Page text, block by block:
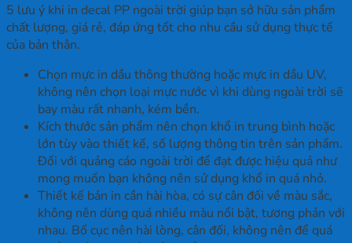
5 lưu ý khi in decal PP ngoài trời giúp bạn sở hữu sản phẩm
chất lượng, giá rẻ, đáp ứng tốt cho nhu cầu sử dụng thực tế
của bản thân.
Chọn mực in dầu thông thường hoặc mực in dầu UV,
không nên chọn loại mực nước vì khi dùng ngoài trời sẽ
bay màu rất nhanh, kém bền.
Kích thước sản phẩm nên chọn khổ in trung bình hoặc
lớn tùy vào thiết kế, số lượng thông tin trên sản phẩm.
Đối với quảng cáo ngoài trời để đạt được hiệu quả như
mong muốn bạn không nên sử dụng khổ in quá nhỏ.
Thiết kế bản in cần hài hòa, có sự cân đối về màu sắc,
không nên dùng quá nhiều màu nổi bật, tương phản với
nhau. Bố cục nên hài lòng, cân đối, không nên để quá